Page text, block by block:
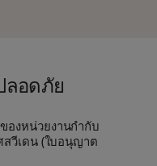
ลอดภัย
องหน่วยงานกำกับ
สวีเดน (ใบอนุญาต